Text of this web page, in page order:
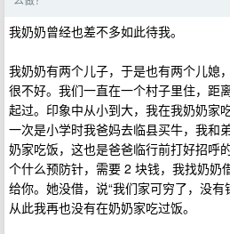
我奶奶曾经也差不多如此待我。
我奶奶有两个儿子，于是也有两个儿媳
很不好。我们一直在一个村子里住，距
起过。印象中从小到大，我在我奶奶家
一次是小学时我爸妈去临县买牛，我和
奶家吃饭，这也是爸爸临行前打好招呼
个什么预防针，需要 2 块钱，我找奶奶
给你。她没借，说“我们家可穷了，没有
从此我再也没有在奶奶家吃过饭。